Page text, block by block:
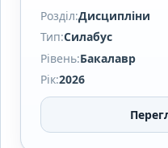
Розділ:Дисципліни
Тип:Силабус
Рівень:Бакалавр
Рік:2026